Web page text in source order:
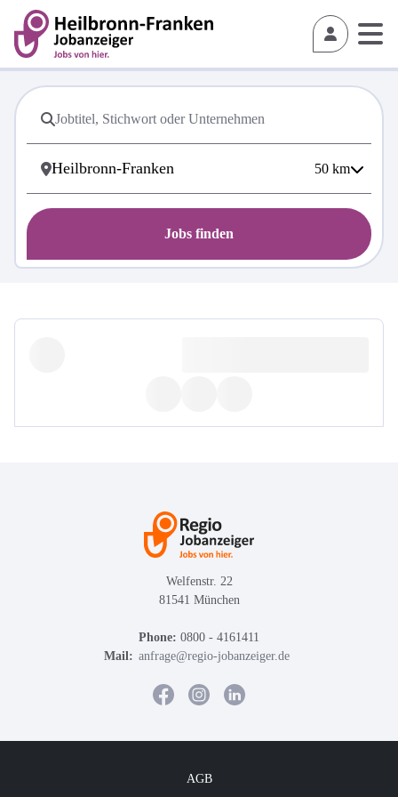
50 km
Jobs finden
Welfenstr. 22
81541 München
Phone: 0800 - 4161411
Mail: anfrage@regio-jobanzeiger.de
AGB